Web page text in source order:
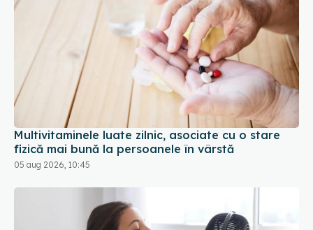
Multivitaminele luate zilnic, asociate cu o stare
fizică mai bună la persoanele în vârstă
05 aug 2026, 10:45